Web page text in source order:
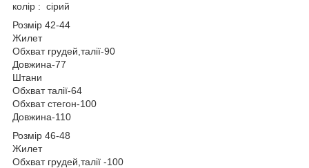
колір : сірий
Розмір 42-44
Жилет
Обхват грудей,талії-90
Довжина-77
Штани
Обхват талії-64
Обхват стегон-100
Довжина-110
Розмір 46-48
Жилет
Обхват грудей,талії -100